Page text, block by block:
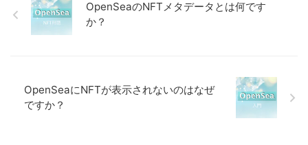
OpenSeaのNFTメタデータとは何です
か？
OpenSeaにNFTが表示されないのはなぜ
ですか？